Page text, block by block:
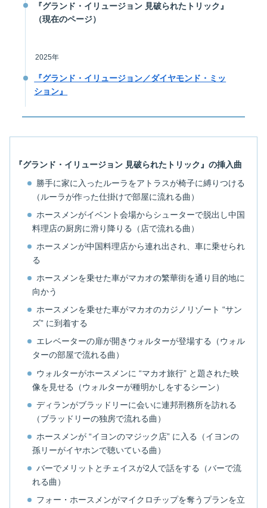
『グランド・イリュージョン 見破られたトリック』
（現在のページ）
2025年
『グランド・イリュージョン／ダイヤモンド・ミッ
ション』
『グランド・イリュージョン 見破られたトリック』の挿入曲
勝手に家に入ったルーラをアトラスが椅子に縛りつける
（ルーラが作った仕掛けで部屋に流れる曲）
ホースメンがイベント会場からシューターで脱出し中国
料理店の厨房に滑り降りる（店で流れる曲）
ホースメンが中国料理店から連れ出され、車に乗せられ
る
ホースメンを乗せた車がマカオの繁華街を通り目的地に
向かう
ホースメンを乗せた車がマカオのカジノリゾート “サン
ズ” に到着する
エレベーターの扉が開きウォルターが登場する（ウォル
ターの部屋で流れる曲）
ウォルターがホースメンに “マカオ旅行” と題された映
像を見せる（ウォルターが種明かしをするシーン）
ディランがブラッドリーに会いに連邦刑務所を訪れる
（ブラッドリーの独房で流れる曲）
ホースメンが “イヨンのマジック店” に入る（イヨンの
孫リーがイヤホンで聴いている曲）
バーでメリットとチェイスが2人で話をする（バーで流
れる曲）
フォー・ホースメンがマイクロチップを奪うプランを立